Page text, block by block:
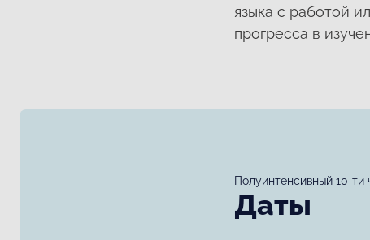
языка с работой
прогресса в
Полуинтенсивный 10-ти
Даты